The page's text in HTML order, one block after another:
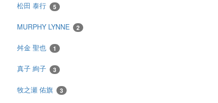
松田 泰行 5
MURPHY LYNNE 2
舛金 聖也 1
真子 絢子 3
牧之瀬 佑旗 3